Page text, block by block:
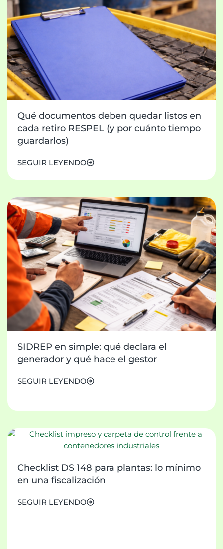
Qué documentos deben quedar listos en
cada retiro RESPEL (y por cuánto tiempo
guardarlos)
SEGUIR LEYENDO
SIDREP en simple: qué declara el
generador y qué hace el gestor
SEGUIR LEYENDO
Checklist DS 148 para plantas: lo mínimo
en una fiscalización
SEGUIR LEYENDO